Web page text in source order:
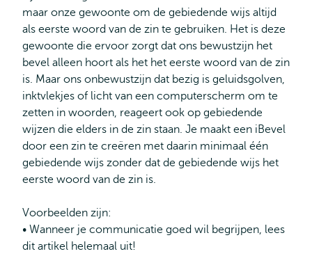
maar onze gewoonte om de gebiedende wijs altijd
als eerste woord van de zin te gebruiken. Het is deze
gewoonte die ervoor zorgt dat ons bewustzijn het
bevel alleen hoort als het het eerste woord van de zin
is. Maar ons onbewustzijn dat bezig is geluidsgolven,
inktvlekjes of licht van een computerscherm om te
zetten in woorden, reageert ook op gebiedende
wijzen die elders in de zin staan. Je maakt een iBevel
door een zin te creëren met daarin minimaal één
gebiedende wijs zonder dat de gebiedende wijs het
eerste woord van de zin is.
Voorbeelden zijn:
• Wanneer je communicatie goed wil begrijpen, lees
dit artikel helemaal uit!